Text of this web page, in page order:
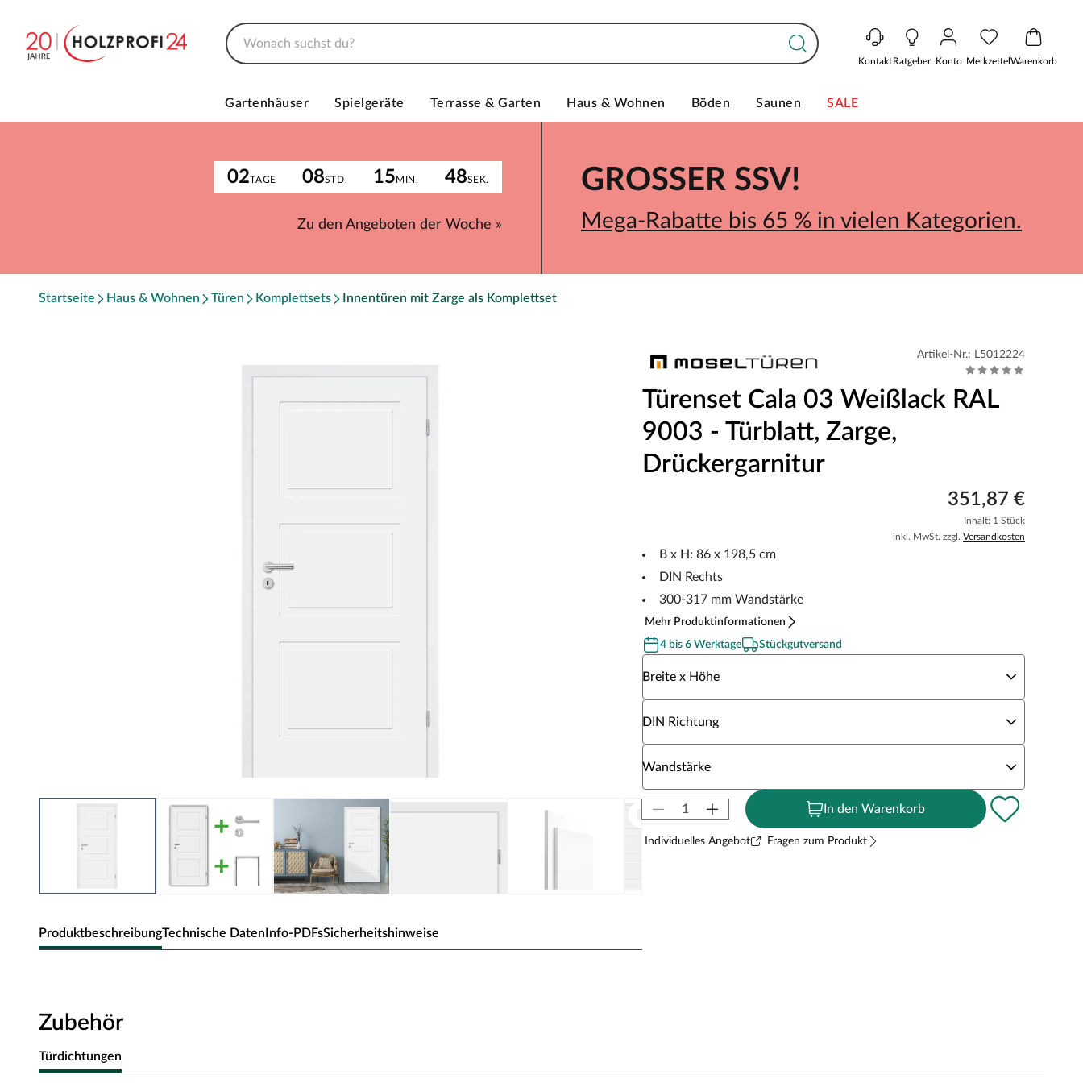
KontaktRatgeber Konto MerkzettelWarenkorb
Gartenhäuser Spielgeräte Terrasse & Garten Haus & Wohnen Böden Saunen SALE
02TAGE 08STD. 15MIN. 48SEK.
Zu den Angeboten der Woche »
GROSSER SSV!
Mega-Rabatte bis 65 % in vielen Kategorien.
Startseite Haus & Wohnen Türen Komplettsets Innentüren mit Zarge als Komplettset
ProduktbeschreibungTechnische DatenInfo-PDFsSicherheitshinweise
Klassische Zimmertür mit Weißlack und Designkante.
Oberfläche - Weißlack
Diese Weißlack-Oberfläche weiß RAL 9003 ist einer der weißesten Weißtöne. Das Signalweiß folgt dabei dem
Artikel-Nr.: L5012224
Türenset Cala 03 Weißlack RAL
9003 - Türblatt, Zarge,
Drückergarnitur
351,87 €
Inhalt: 1 Stück
inkl. MwSt. zzgl. Versandkosten
B x H: 86 x 198,5 cm
DIN Rechts
300-317 mm Wandstärke
Mehr Produktinformationen
4 bis 6 Werktage
Stückgutversand
Breite x Höhe
DIN Richtung
Wandstärke
In den Warenkorb
Individuelles Angebot Fragen zum Produkt
Zubehör
Türdichtungen